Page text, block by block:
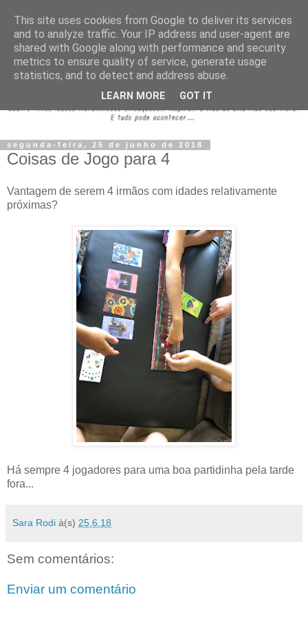
segunda-feira, 25 de junho de 2018
Coisas de Jogo para 4
Vantagem de serem 4 irmãos com idades relativamente
próximas?
Há sempre 4 jogadores para uma boa partidinha pela tarde
fora...
Sara Rodi à(s) 25.6.18
Sem comentários:
Enviar um comentário
This site uses cookies from Google to deliver its services
and to analyze traffic. Your IP address and user-agent are
shared with Google along with performance and security
metrics to ensure quality of service, generate usage
statistics, and to detect and address abuse.
LEARN MORE GOT IT